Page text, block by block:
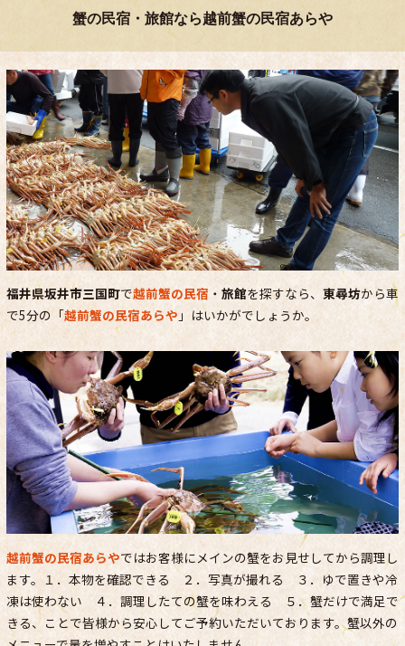
蟹の民宿・旅館なら越前蟹の民宿あらや
福井県坂井市三国町で越前蟹の民宿 ・ 旅館を探すなら、 東尋坊から車
で5分の「越前蟹の民宿あらや 」はいかがでしょうか。
越前蟹の民宿あらやではお客様にメインの蟹をお見せしてから調理し
ます。１．本物を確認できる ２．写真が撮れる ３．ゆで置きや冷
凍は使わない ４．調理したての蟹を味わえる ５．蟹だけで満足で
きる、ことで皆様から安心してご予約いただいております。蟹以外の